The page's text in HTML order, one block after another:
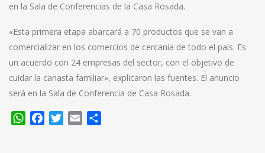
en la Sala de Conferencias de la Casa Rosada.
«Esta primera etapa abarcará a 70 productos que se van a
comercializar en los comercios de cercanía de todo el país. Es
un acuerdo con 24 empresas del sector, con el objetivo de
cuidar la canasta familiar», explicaron las fuentes. El anuncio
será en la Sala de Conferencia de Casa Rosada.
WhatsApp
FacebookTwitter
Email